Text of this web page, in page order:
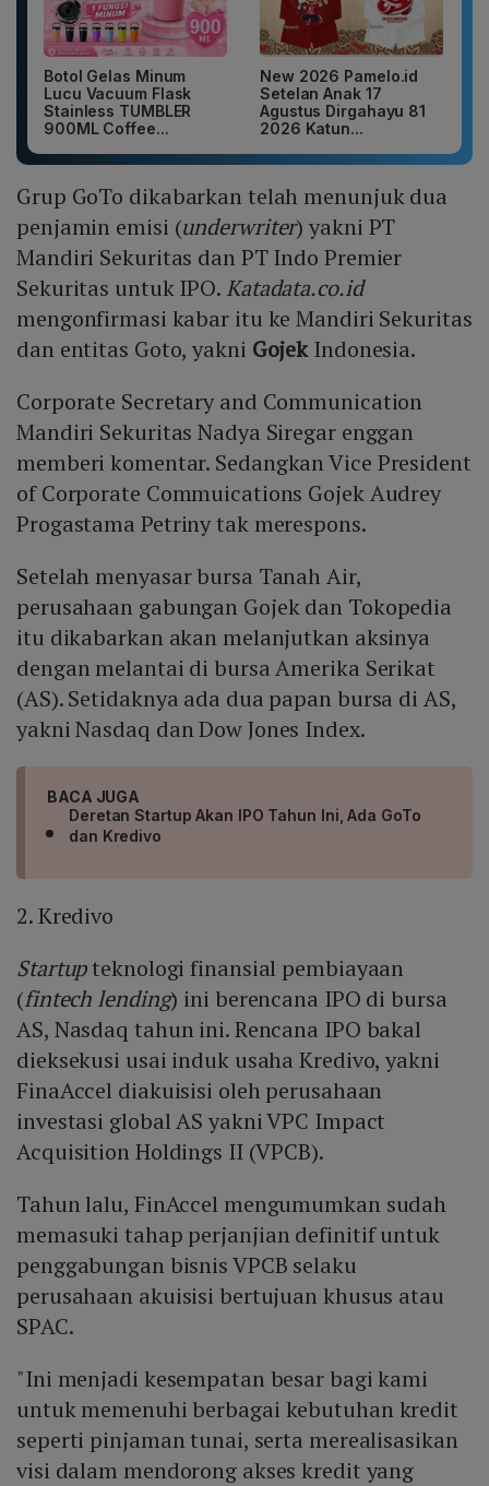
Botol Gelas Minum
Lucu Vacuum Flask
Stainless TUMBLER
900ML Coffee...
New 2026 Pamelo.id
Setelan Anak 17
Agustus Dirgahayu 81
2026 Katun...
Grup GoTo dikabarkan telah menunjuk dua
penjamin emisi (underwriter) yakni PT
Mandiri Sekuritas dan PT Indo Premier
Sekuritas untuk IPO. Katadata.co.id
mengonfirmasi kabar itu ke Mandiri Sekuritas
dan entitas Goto, yakni GojekIndonesia.
Corporate Secretary and Communication
Mandiri Sekuritas Nadya Siregar enggan
memberi komentar. Sedangkan Vice President
of Corporate Commuications Gojek Audrey
Progastama Petriny tak merespons.
Setelah menyasar bursa Tanah Air,
perusahaan gabungan Gojek dan Tokopedia
itu dikabarkan akan melanjutkan aksinya
dengan melantai di bursa Amerika Serikat
(AS). Setidaknya ada dua papan bursa di AS,
yakni Nasdaq dan Dow Jones Index.
BACA JUGA
Deretan Startup Akan IPO Tahun Ini, Ada GoTo
dan Kredivo
2. Kredivo
Startupteknologi finansial pembiayaan
(fintech lending) ini berencana IPO di bursa
AS, Nasdaq tahun ini. Rencana IPO bakal
dieksekusi usai induk usaha Kredivo, yakni
FinaAccel diakuisisi oleh perusahaan
investasi global AS yakni VPC Impact
Acquisition Holdings II (VPCB).
Tahun lalu, FinAccel mengumumkan sudah
memasuki tahap perjanjian definitif untuk
penggabungan bisnis VPCB selaku
perusahaan akuisisi bertujuan khusus atau
SPAC.
"Ini menjadi kesempatan besar bagi kami
untuk memenuhi berbagai kebutuhan kredit
seperti pinjaman tunai, serta merealisasikan
visi dalam mendorong akses kredit yang